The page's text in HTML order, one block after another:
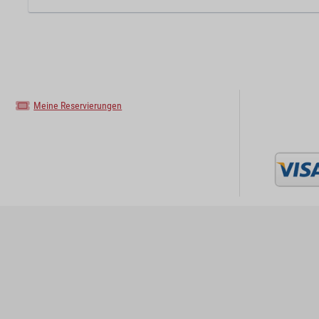
Meine Reservierungen